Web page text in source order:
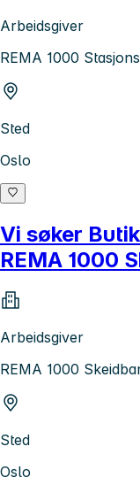
Arbeidsgiver
REMA 1000
Sted
Oslo
Vi søker
REMA 1000
Arbeidsgiver
REMA 1000
Sted
Oslo